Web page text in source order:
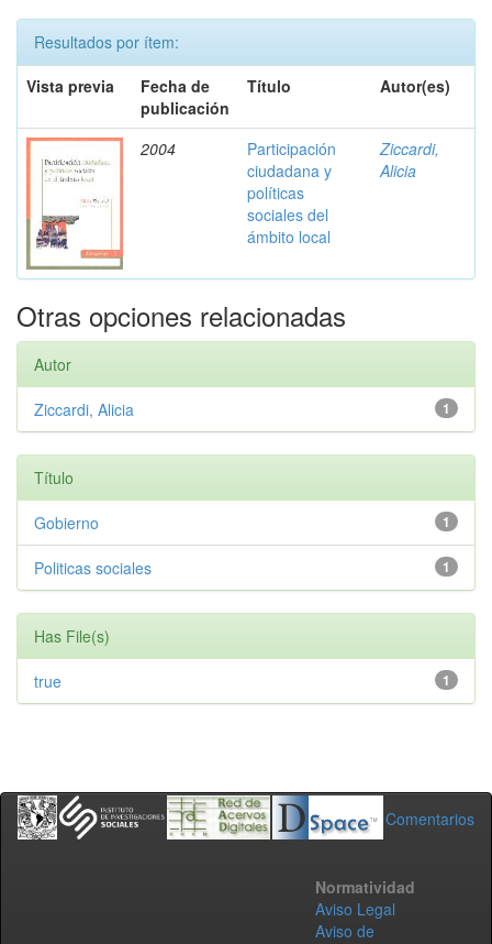
Resultados por ítem:
Vista previa
Fecha de
publicación
Título Autor(es)
2004
Participación
ciudadana y
políticas
sociales del
ámbito local
Ziccardi,
Alicia
Otras opciones relacionadas
Autor
1
Ziccardi, Alicia
Título
1
Gobierno
1
Politicas sociales
Has File(s)
1
true
Comentarios
Normatividad
Aviso Legal
Aviso de